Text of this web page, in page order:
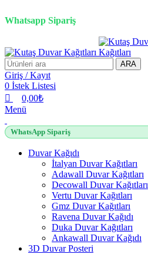
Whatsapp Sipariş
ARA
Giriş / Kayıt
0 İstek Listesi
0,00₺
Menü
WhatsApp Sipariş
Duvar Kağıdı
İtalyan Duvar Kağıtları
Adawall Duvar Kağıtları
Decowall Duvar Kağıtları
Vertu Duvar Kağıtları
Gmz Duvar Kağıtları
Ravena Duvar Kağıdı
Duka Duvar Kağıtları
Ankawall Duvar Kağıdı
3D Duvar Posteri